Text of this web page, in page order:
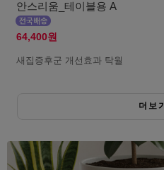
안스리움_테이블용 A
64,400원
새집증후군 개선효과 탁월
더보기